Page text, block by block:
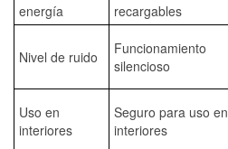
energía
recargables
Nivel de ruido
Funcionamiento
silencioso
Uso en
interiores
Seguro para uso en
interiores